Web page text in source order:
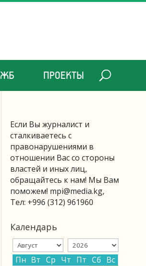
ПРОЕКТЫ
Если Вы журналист и
сталкиваетесь с
правонарушениями в
отношении Вас со стороны
властей и иных лиц,
обращайтесь к нам! Мы Вам
поможем! mpi@media.kg,
Тел: +996 (312) 961960
Календарь
Пн Вт Ср Чт Пт Сб Вс